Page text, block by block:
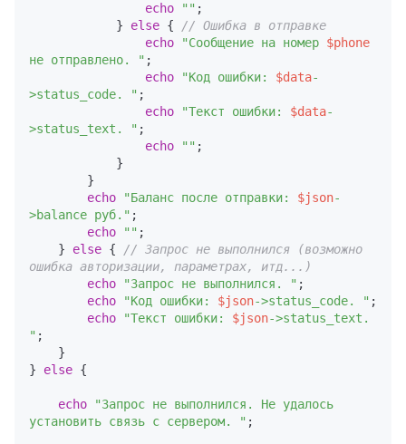
echo
"" ;
            }
else {
// Ошибка в отправке
echo
"Сообщение на номер $phone
не отправлено. " ;
echo
"Код ошибки: $data-
>status_code. " ;
echo
"Текст ошибки: $data-
>status_text. " ;
echo
"" ;
echo
"Баланс после отправки: $json-
>balance руб." ;
echo
"" ;
    }
else {
// Запрос не выполнился (возможно
ошибка авторизации, параметрах, итд...)
echo
"Запрос не выполнился. " ;
echo
"Код ошибки: $json->status_code. " ;
echo
"Текст ошибки: $json->status_text.
" ;
} else {
echo
"Запрос не выполнился. Не удалось
установить связь с сервером. " ;